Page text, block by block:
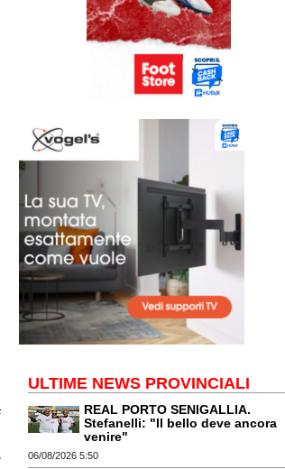
ULTIME NEWS PROVINCIALI
REAL PORTO SENIGALLIA.
Stefanelli: "Il bello deve ancora
venire"
06/08/2026 5:50